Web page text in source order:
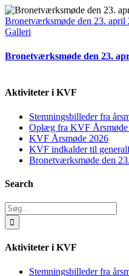
Bronetværksmøde den 23. april
Galleri
Bronetværksmøde den 23.
Aktiviteter i KVF
Stemningsbilleder fra
Oplæg fra KVF Årsmøde
KVF Årsmøde 2026
KVF indkalder til
Bronetværksmøde den
Search
Søg
efter:
Aktiviteter i KVF
Stemningsbilleder fra